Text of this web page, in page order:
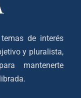
de interés
y pluralista,
mantenerte